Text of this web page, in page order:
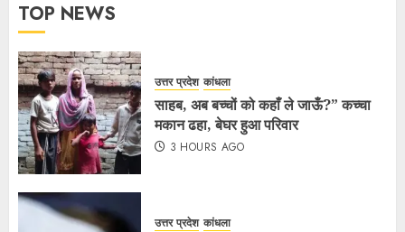
TOP NEWS
उत्तर प्रदेश कांधला
साहब, अब बच्चों को कहाँ ले जाऊँ?” कच्चा
मकान ढहा, बेघर हुआ परिवार
3 HOURS AGO
उत्तर प्रदेश कांधला